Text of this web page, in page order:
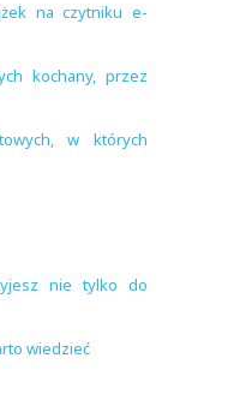
na czytniku e-
kochany, przez
w których
nie tylko do
wiedzieć